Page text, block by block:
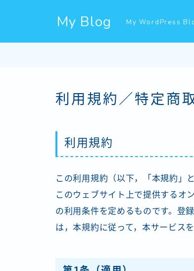
My Blog My WordPress
利用規約／特定商
利用規約
この利用規約（以下，「本規約」
このウェブサイト上で提供するオ
の利用条件を定めるものです。登
は，本規約に従って，本サービス